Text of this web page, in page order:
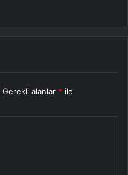
Gerekli alanlar * ile